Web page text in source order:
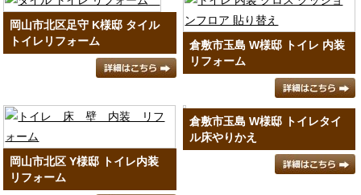
岡山市北区足守 K様邸 タイル
トイレリフォーム
倉敷市玉島 W様邸 トイレ 内装
リフォーム
岡山市北区 Y様邸 トイレ内装
リフォーム
倉敷市玉島 W様邸 トイレタイ
ル床やりかえ